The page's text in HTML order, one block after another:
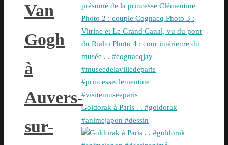
Van
Gogh
à
Auvers-
sur-
Goldorak à Paris . . #goldorak
#animejapon #dessin